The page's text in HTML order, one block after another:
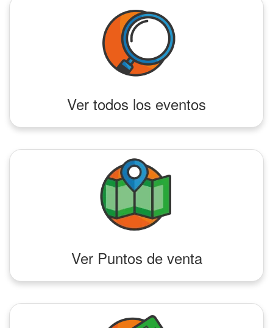
Ver todos los eventos
Ver Puntos de venta